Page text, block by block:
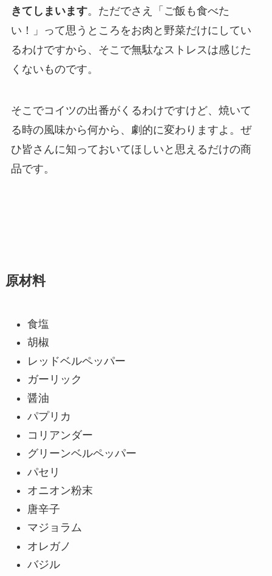
きてしまいます。ただでさえ「ご飯も食べた
い！」って思うところをお肉と野菜だけにしてい
るわけですから、そこで無駄なストレスは感じた
くないものです。
そこでコイツの出番がくるわけですけど、焼いて
る時の風味から何から、劇的に変わりますよ。ぜ
ひ皆さんに知っておいてほしいと思えるだけの商
品です。
原材料
食塩
胡椒
レッドベルペッパー
ガーリック
醤油
パプリカ
コリアンダー
グリーンベルペッパー
パセリ
オニオン粉末
唐辛子
マジョラム
オレガノ
バジル